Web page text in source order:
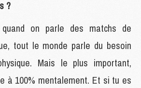
?
quand on parle des matchs de
tout le monde parle du besoin
Mais le plus important,
à 100% mentalement. Et si tu es